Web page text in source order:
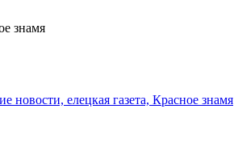
знамя
новости, елецкая газета, Красное знамя